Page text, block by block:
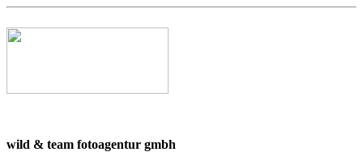
wild & team fotoagentur gmbh